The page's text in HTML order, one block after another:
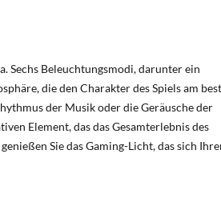
Sechs Beleuchtungsmodi, darunter ein
die den Charakter des Spiels am
der Musik oder die Geräusche der
Element, das das Gesamterlebnis des
Sie das Gaming-Licht, das sich